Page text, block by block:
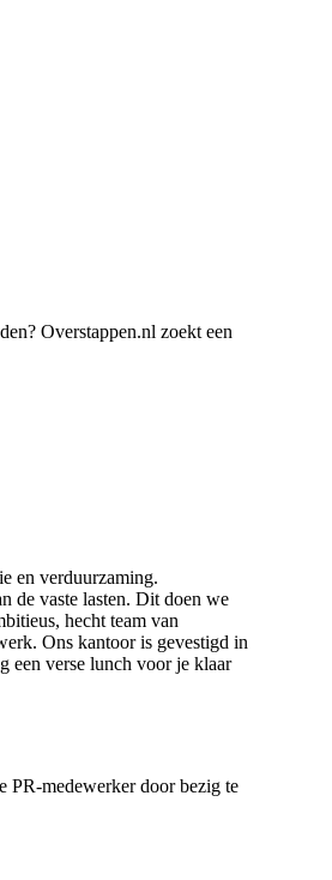
Overstappen.nl zoekt een
en verduurzaming.
de vaste lasten. Dit doen we
hecht team van
Ons kantoor is gevestigd in
een verse lunch voor je klaar
PR-medewerker door bezig te